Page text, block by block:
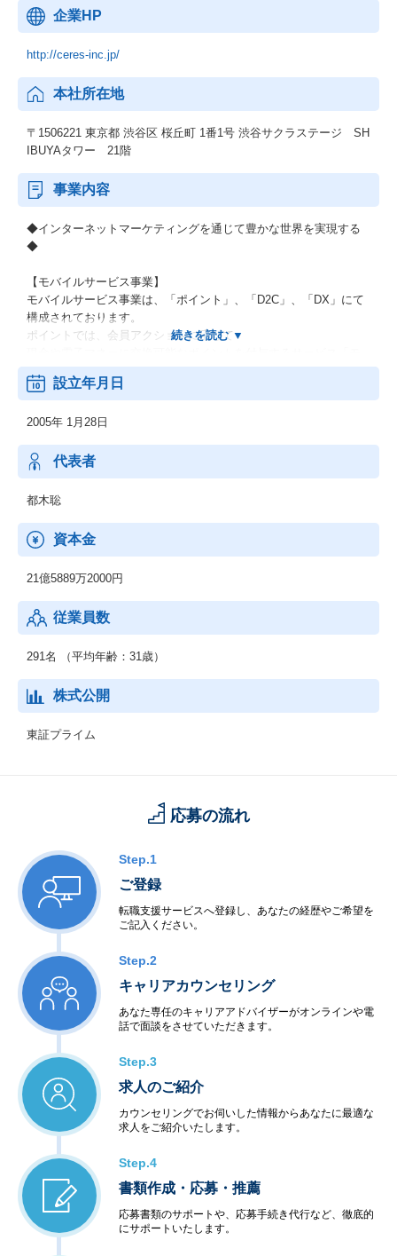
企業HP
http://ceres-inc.jp/
本社所在地
〒1506221 東京都 渋谷区 桜丘町 1番1号 渋谷サクラステージ SH
IBUYAタワー 21階
事業内容
◆インターネットマーケティングを通じて豊かな世界を実現する
◆
【モバイルサービス事業】
モバイルサービス事業は、「ポイント」、「D2C」、「DX」にて
構成されております。
ポイントでは、会員アクションに応じて
ッピー」と広告主の商品・サービスに関する広告と
アフィリエイトメディアを繋ぐASP「AD.TRACK」を運営してお
【フィナンシャルサービス事業】
暗号資産販売所「CoinTrade」の運営や世界140か国への海外送金
が可能なサービス「Sobit」などのブロックチェーン事業と
フリーランスの方々がWebで完結できる請求書買い取りのAIファ
業
セレスの事業戦略に沿う成長可能性を秘めたベンチャー企業への
開しております。
設立年月日
2005年 1月28日
代表者
都木聡
資本金
21億5889万2000円
従業員数
291名 （平均年齢：31歳）
株式公開
東証プライム
応募の流れ
Step.1
ご登録
転職支援サービスへ登録し、あなたの経歴やご希望を
ご記入ください。
Step.2
キャリアカウンセリング
あなた専任のキャリアアドバイザーがオンラインや電
話で面談をさせていただきます。
Step.3
求人のご紹介
カウンセリングでお伺いした情報からあなたに最適な
求人をご紹介いたします。
Step.4
書類作成・応募・推薦
応募書類のサポートや、応募手続き代行など、徹底的
にサポートいたします。